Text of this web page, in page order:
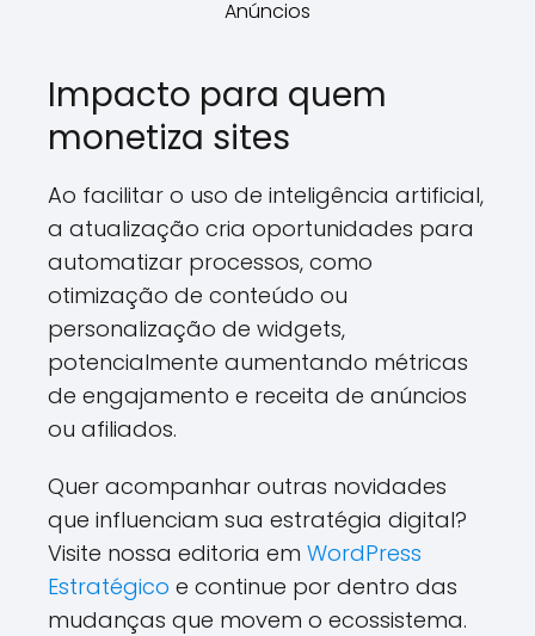
Anúncios
Impacto para quem
monetiza sites
Ao facilitar o uso de inteligência artificial,
a atualização cria oportunidades para
automatizar processos, como
otimização de conteúdo ou
personalização de widgets,
potencialmente aumentando métricas
de engajamento e receita de anúncios
ou afiliados.
Quer acompanhar outras novidades
que influenciam sua estratégia digital?
Visite nossa editoria em WordPress
Estratégico e continue por dentro das
mudanças que movem o ecossistema.